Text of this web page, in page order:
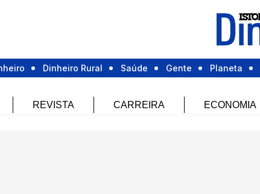
Dinheiro Rural Saúde Gente Planeta
REVISTA CARREIRA ECONOMIA